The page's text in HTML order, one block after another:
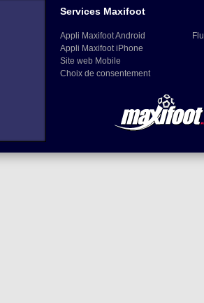
Services Maxifoot
Appli Maxifoot Android
Appli Maxifoot iPhone
Site web Mobile
Choix de consentement